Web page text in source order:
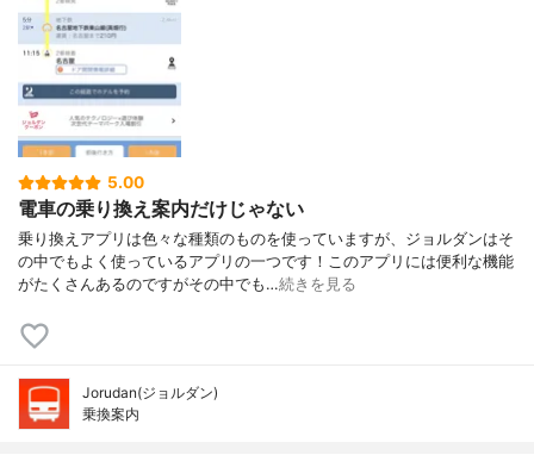
5.00
電車の乗り換え案内だけじゃない
乗り換えアプリは色々な種類のものを使っていますが、ジョルダンはそ
の中でもよく使っているアプリの一つです！このアプリには便利な機能
がたくさんあるのですがその中でも…続きを見る
Jorudan(ジョルダン)
乗換案内